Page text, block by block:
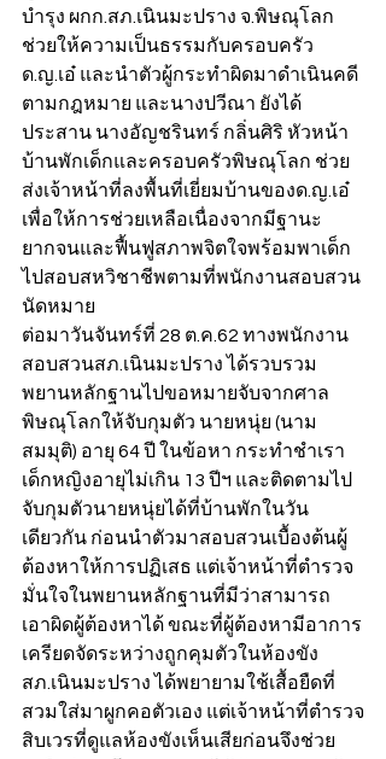
บำรุง ผกก.สภ.เนินมะปราง จ.พิษณุโลก
ช่วยให้ความเป็นธรรมกับครอบครัว
ด.ญ.เอ๋ และนำตัวผู้กระทำผิดมาดำเนินคดี
ตามกฎหมาย และนางปวีณา ยังได้
ประสาน นางอัญชรินทร์ กลิ่นศิริ หัวหน้า
บ้านพักเด็กและครอบครัวพิษณุโลก ช่วย
ส่งเจ้าหน้าที่ลงพื้นที่เยี่ยมบ้านของด.ญ.เอ๋
เพื่อให้การช่วยเหลือเนื่องจากมีฐานะ
ยากจนและฟื้นฟูสภาพจิตใจพร้อมพาเด็ก
ไปสอบสหวิชาชีพตามที่พนักงานสอบสวน
นัดหมาย
ต่อมาวันจันทร์ที่ 28 ต.ค.62 ทางพนักงาน
สอบสวนสภ.เนินมะปราง ได้รวบรวม
พยานหลักฐานไปขอหมายจับจากศาล
พิษณุโลกให้จับกุมตัว นายหนุ่ย (นาม
สมมุติ) อายุ 64 ปี ในข้อหา กระทำชำเรา
เด็กหญิงอายุไม่เกิน 13 ปีฯ และติดตามไป
จับกุมตัวนายหนุ่ยได้ที่บ้านพักในวัน
เดียวกัน ก่อนนำตัวมาสอบสวนเบื้องต้นผู้
ต้องหาให้การปฏิเสธ แต่เจ้าหน้าที่ตำรวจ
มั่นใจในพยานหลักฐานที่มีว่าสามารถ
เอาผิดผู้ต้องหาได้ ขณะที่ผู้ต้องหามีอาการ
เครียดจัดระหว่างถูกคุมตัวในห้องขัง
สภ.เนินมะปราง ได้พยายามใช้เสื้อยืดที่
สวมใส่มาผูกคอตัวเอง แต่เจ้าหน้าที่ตำรวจ
สิบเวรที่ดูแลห้องขังเห็นเสียก่อนจึงช่วย